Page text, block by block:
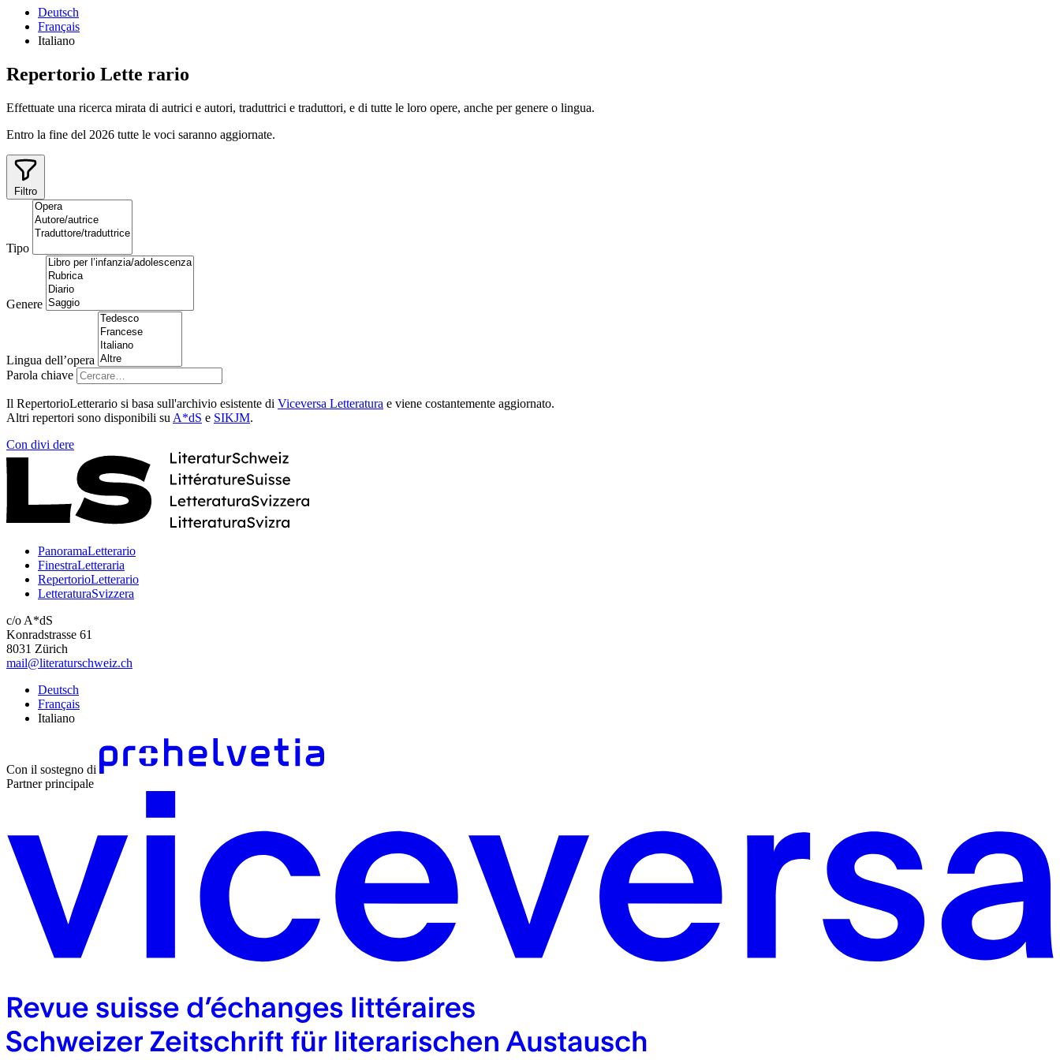
Deutsch
Français
Italiano
Repertorio Lette rario
Effettuate una ricerca mirata di autrici e autori, traduttrici e traduttori, e di tutte le loro opere, anche per genere o lingua.
Entro la fine del 2026 tutte le voci saranno aggiornate.
Filtro
Tipo
Genere
Lingua dell’opera
Parola chiave
Il RepertorioLetterario si basa sull'archivio esistente di Viceversa Letteratura e viene costantemente aggiornato.
Altri repertori sono disponibili su A*dS e SIKJM.
Con divi dere
PanoramaLetterario
FinestraLetteraria
RepertorioLetterario
LetteraturaSvizzera
c/o A*dS
Konradstrasse 61
8031 Zürich
mail@literaturschweiz.ch
Deutsch
Français
Italiano
Con il sostegno di
Partner principale